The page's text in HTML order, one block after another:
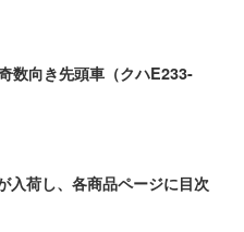
数向き先頭車（クハE233-
入荷し、各商品ページに目次